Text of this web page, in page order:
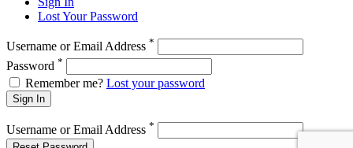
Lost Your Password
Username or Email Address *
Password *
Remember me? Lost your password
Sign In
Username or Email Address *